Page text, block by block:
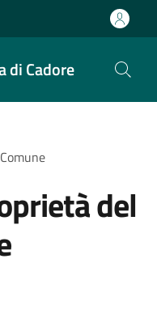
di Cadore
del